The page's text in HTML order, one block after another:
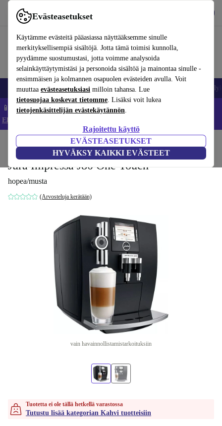
Evästeasetukset
Käytämme evästeitä pääasiassa näyttääksemme sinulle
merkityksellisempiä sisältöjä. Jotta tämä toimisi kunnolla,
pyydämme suostumustasi, jotta voimme analysoida
selainkäyttäytymistäsi ja personoida sisältöä ja mainontaa sinulle -
ensimmäisen ja kolmannen osapuolen evästeiden avulla. Voit
muuttaa evästeasetuksiasi milloin tahansa. Lue
tietosuojaa koskevat tietomme. Lisäksi voit lukea
tietojenkäsittelijän evästekäytännön.
Rajoitettu käyttö
EVÄSTEASETUKSET
HYVÄKSY KAIKKI EVÄSTEET
Käytä refurbed-palvelua nopeasti ja helposti
Matkapuhelimet ja älypuhelimet Kannettavat tietokoneet
📱 Säästä 5 % LISÄÄ iPhoneista – Koodi: IPHONEDEAL –
Ehdot ja säännöt
Juomat Kahvi
Jura Impressa J80 One Touch
hopea/musta
(Arvosteluja kerätään)
vain havainnollistamistarkoituksiin
Tuotetta ei ole tällä hetkellä varastossa
Tutustu lisää kategorian Kahvi tuotteisiin